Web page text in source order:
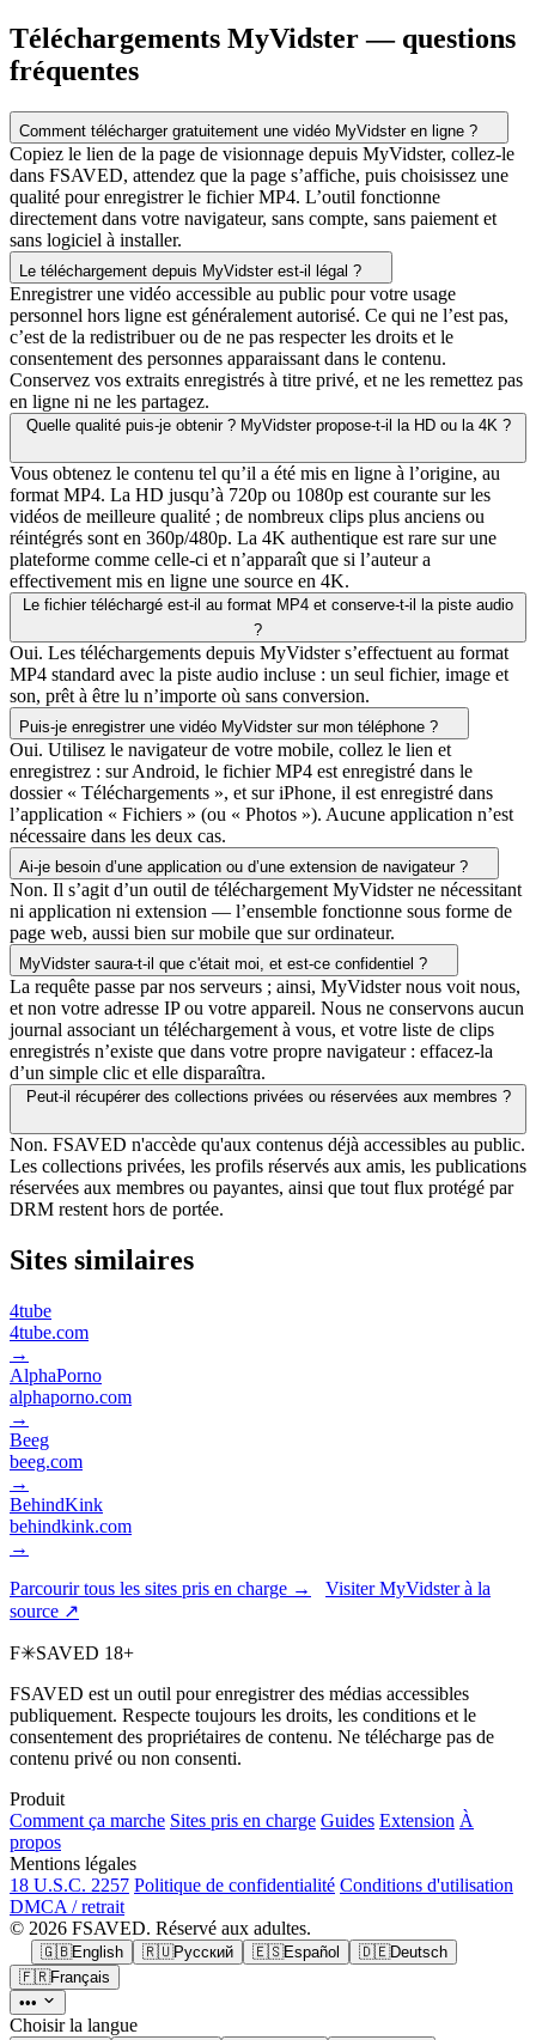
Téléchargements MyVidster — questions
fréquentes
Comment télécharger gratuitement une vidéo MyVidster en ligne ?
Copiez le lien de la page de visionnage depuis MyVidster, collez-le
dans FSAVED, attendez que la page s’affiche, puis choisissez une
qualité pour enregistrer le fichier MP4. L’outil fonctionne
directement dans votre navigateur, sans compte, sans paiement et
sans logiciel à installer.
Le téléchargement depuis MyVidster est-il légal ?
Enregistrer une vidéo accessible au public pour votre usage
personnel hors ligne est généralement autorisé. Ce qui ne l’est pas,
c’est de la redistribuer ou de ne pas respecter les droits et le
consentement des personnes apparaissant dans le contenu.
Conservez vos extraits enregistrés à titre privé, et ne les remettez pas
en ligne ni ne les partagez.
Quelle qualité puis-je obtenir ? MyVidster propose-t-il la HD ou la 4K ?
Vous obtenez le contenu tel qu’il a été mis en ligne à l’origine, au
format MP4. La HD jusqu’à 720p ou 1080p est courante sur les
vidéos de meilleure qualité ; de nombreux clips plus anciens ou
réintégrés sont en 360p/480p. La 4K authentique est rare sur une
plateforme comme celle-ci et n’apparaît que si l’auteur a
effectivement mis en ligne une source en 4K.
Le fichier téléchargé est-il au format MP4 et conserve-t-il la piste audio
?
Oui. Les téléchargements depuis MyVidster s’effectuent au format
MP4 standard avec la piste audio incluse : un seul fichier, image et
son, prêt à être lu n’importe où sans conversion.
Puis-je enregistrer une vidéo MyVidster sur mon téléphone ?
Oui. Utilisez le navigateur de votre mobile, collez le lien et
enregistrez : sur Android, le fichier MP4 est enregistré dans le
dossier « Téléchargements », et sur iPhone, il est enregistré dans
l’application « Fichiers » (ou « Photos »). Aucune application n’est
nécessaire dans les deux cas.
Ai-je besoin d’une application ou d’une extension de navigateur ?
Non. Il s’agit d’un outil de téléchargement MyVidster ne nécessitant
ni application ni extension — l’ensemble fonctionne sous forme de
page web, aussi bien sur mobile que sur ordinateur.
MyVidster saura-t-il que c'était moi, et est-ce confidentiel ?
La requête passe par nos serveurs ; ainsi, MyVidster nous voit nous,
et non votre adresse IP ou votre appareil. Nous ne conservons aucun
journal associant un téléchargement à vous, et votre liste de clips
enregistrés n’existe que dans votre propre navigateur : effacez-la
d’un simple clic et elle disparaîtra.
Peut-il récupérer des collections privées ou réservées aux membres ?
Non. FSAVED n'accède qu'aux contenus déjà accessibles au public.
Les collections privées, les profils réservés aux amis, les publications
réservées aux membres ou payantes, ainsi que tout flux protégé par
DRM restent hors de portée.
Sites similaires
4tube
4tube.com
→
AlphaPorno
alphaporno.com
→
Beeg
beeg.com
→
BehindKink
behindkink.com
→
Parcourir tous les sites pris en charge →
Visiter MyVidster à la
source ↗
F✳SAVED 18+
FSAVED est un outil pour enregistrer des médias accessibles
publiquement. Respecte toujours les droits, les conditions et le
consentement des propriétaires de contenu. Ne télécharge pas de
contenu privé ou non consenti.
Produit
Comment ça marche Sites pris en charge Guides Extension À
propos
Mentions légales
18 U.S.C. 2257 Politique de confidentialité Conditions d'utilisation
DMCA / retrait
© 2026 FSAVED. Réservé aux adultes.
🇬🇧English 🇷🇺Русский 🇪🇸Español 🇩🇪Deutsch
🇫🇷Français
•••
Choisir la langue